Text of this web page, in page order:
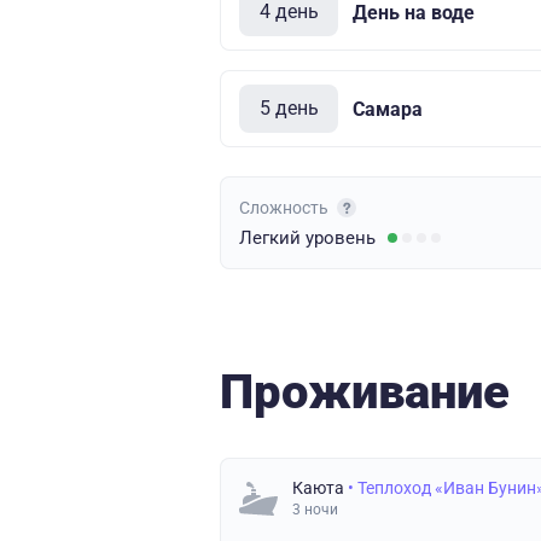
4 день День на воде
5 день Самара
Сложность
Легкий уровень
Проживание
Каюта • Теплоход «Иван
3 ночи